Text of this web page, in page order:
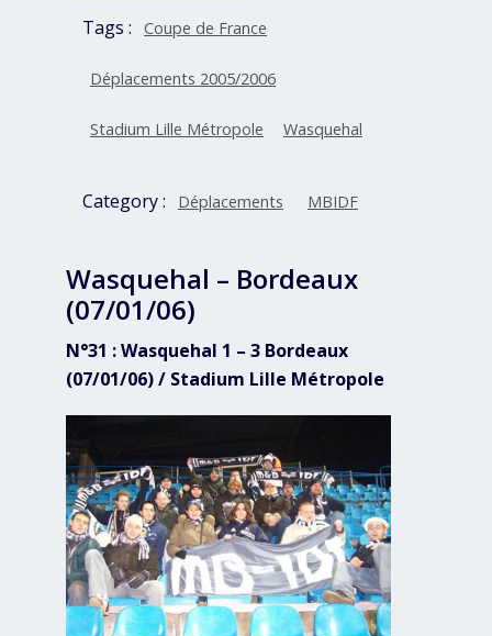
Tags : Coupe de France
Déplacements 2005/2006
Stadium Lille Métropole Wasquehal
Category : Déplacements MBIDF
Wasquehal – Bordeaux
(07/01/06)
N°31 : Wasquehal 1 – 3 Bordeaux
(07/01/06) / Stadium Lille Métropole